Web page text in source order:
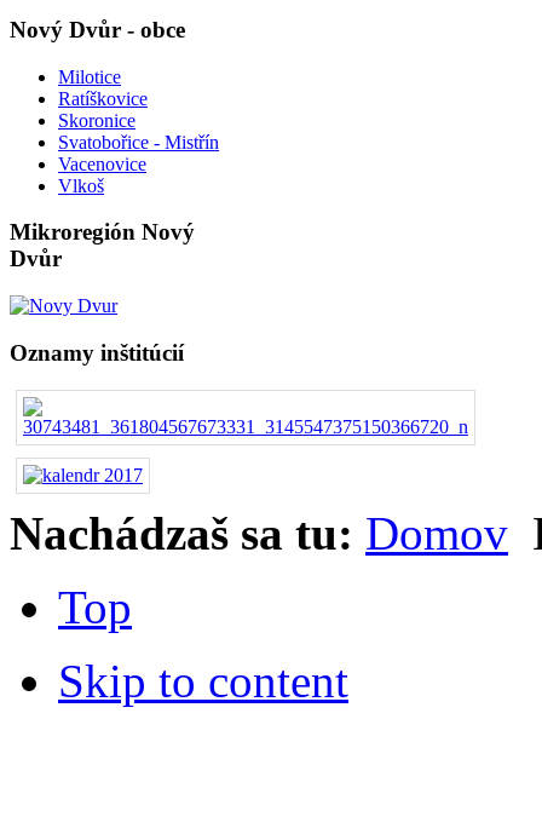
Nový Dvůr - obce
Milotice
Ratíškovice
Skoronice
Svatobořice - Mistřín
Vacenovice
Vlkoš
Mikroregión Nový
Dvůr
Oznamy inštitúcií
Nachádzaš sa tu: Domov
Top
Skip to content